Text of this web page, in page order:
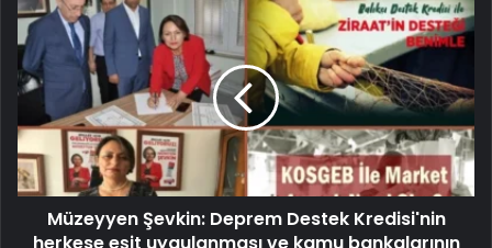
Müzeyyen Şevkin: Deprem Destek Kredisi'nin
herkese eşit uygulanması ve kamu bankalarının